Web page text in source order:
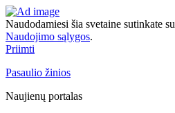
Naudodamiesi šia svetaine sutinkate su
Naudojimo sąlygos.
Priimti
Pasaulio žinios
Naujienų portalas